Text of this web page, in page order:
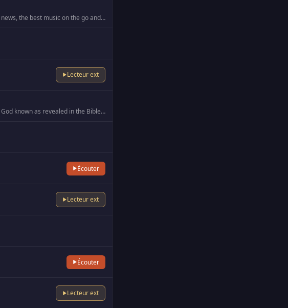
Avtoradio Ukraine is the first car radio. Listen to the latest car news, the best music on the go and useful tips for…
Lecteur ext
Biblia Husema Broadcasting is committed to faithfully making God known as revealed in the Bible and through the life …
Écouter
Lecteur ext
Écouter
Lecteur ext